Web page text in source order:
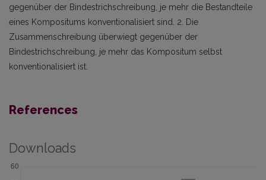
gegenüber der Bindestrichschreibung, je mehr die Bestandteile
eines Kompositums konventionalisiert sind. 2. Die
Zusammenschreibung überwiegt gegenüber der
Bindestrichschreibung, je mehr das Kompositum selbst
konventionalisiert ist.
References
Downloads